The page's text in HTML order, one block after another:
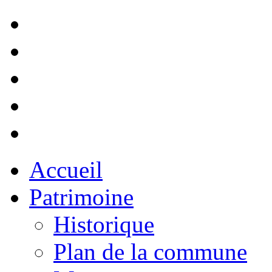
Accueil
Patrimoine
Historique
Plan de la commune